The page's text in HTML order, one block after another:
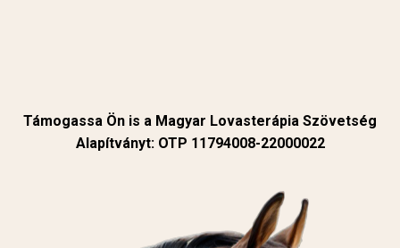
Támogassa Ön is a Magyar Lovasterápia Szövetség
Alapítványt: OTP 11794008-22000022